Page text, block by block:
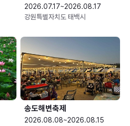
2026.07.17~2026.08.17
강원특별자치도 태백시
송도해변축제
2026.08.08~2026.08.15